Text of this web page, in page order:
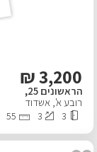
3,200
₪
הראשונים 25,
רובע א', אשדוד
3
3
55